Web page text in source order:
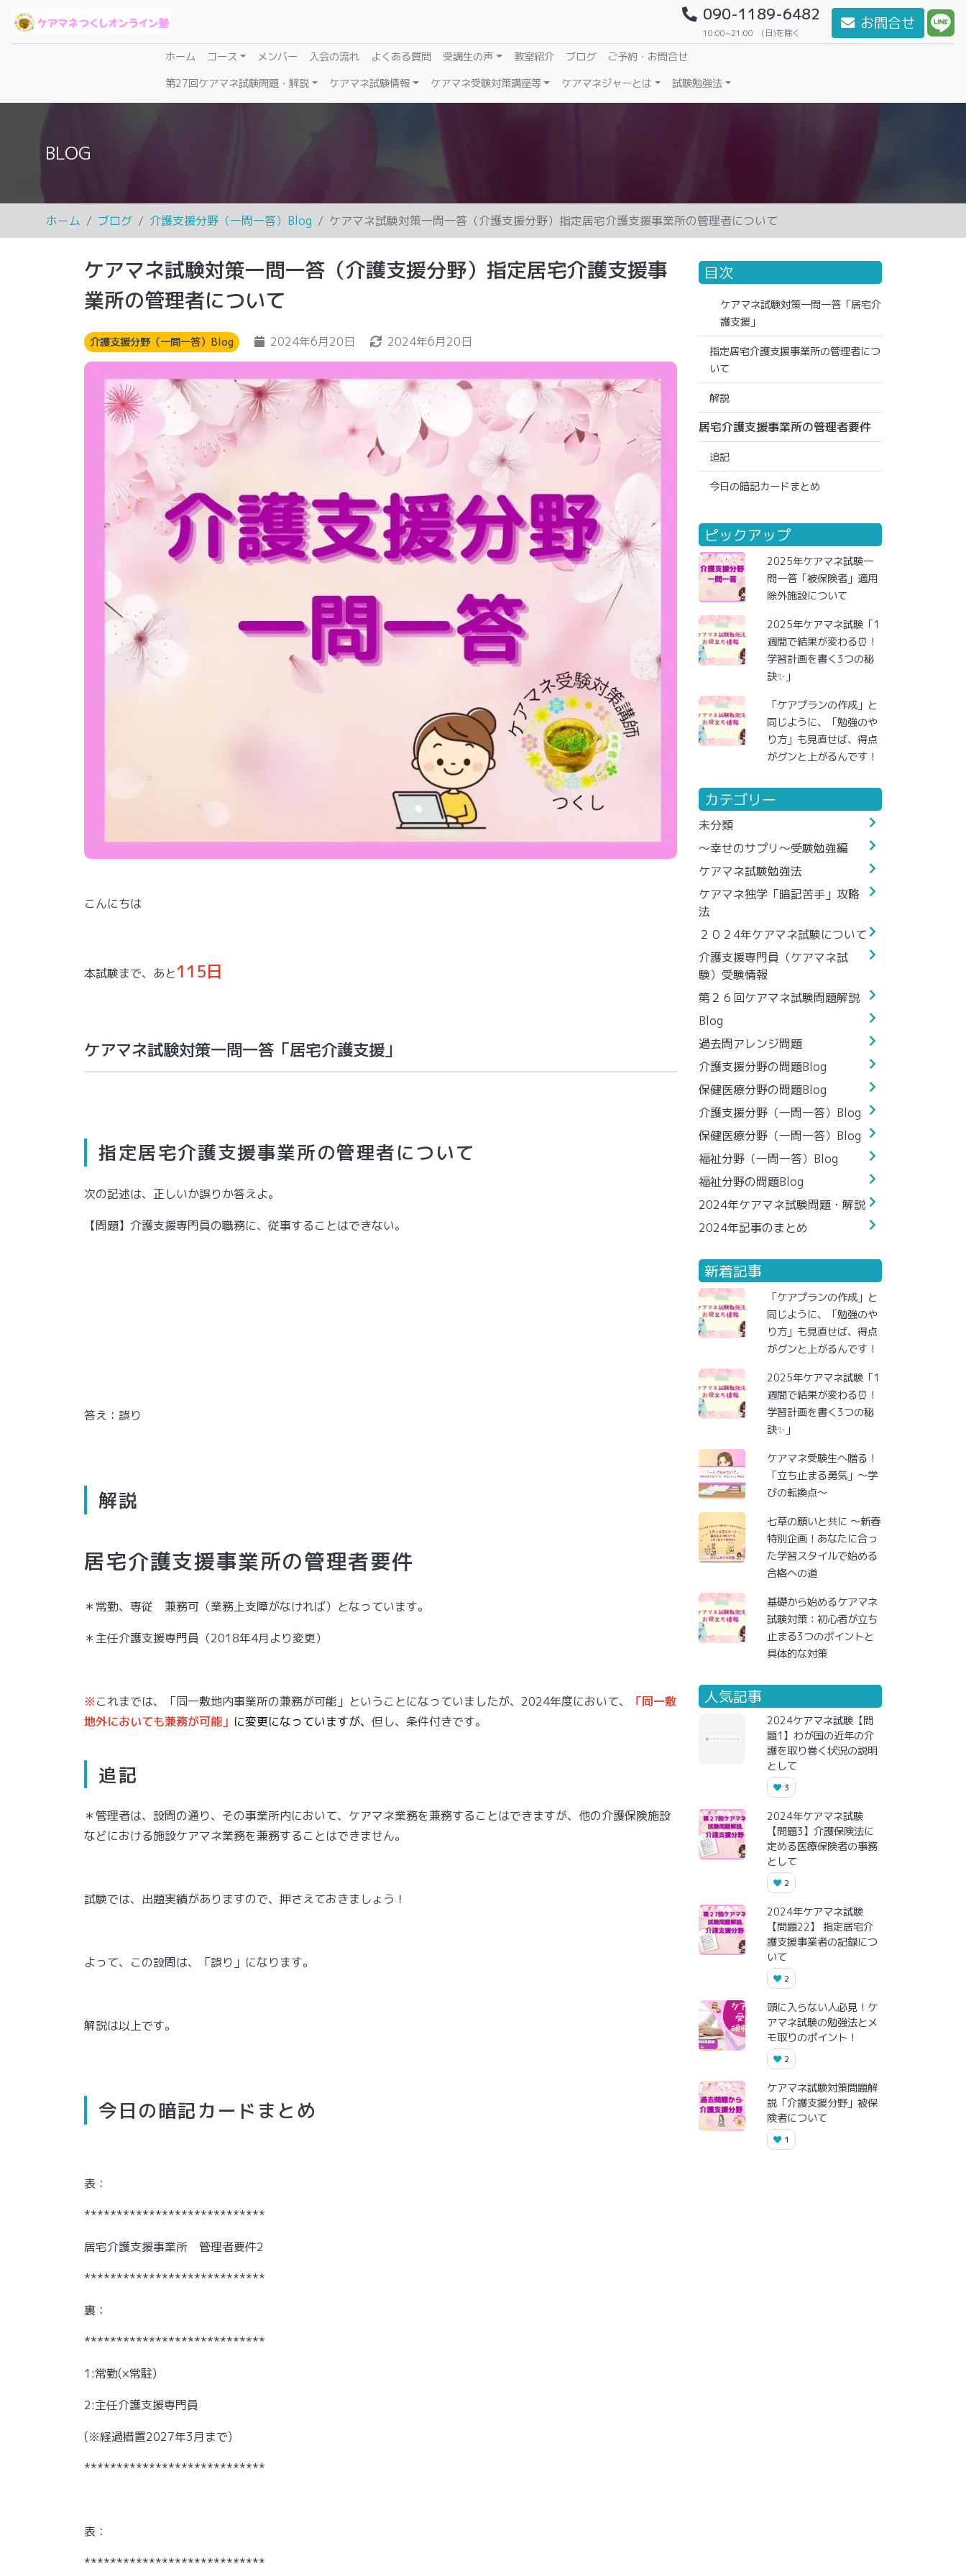
090-1189-6482
10:00~21:00 (日)を除く
お問合せ
ホーム(current)
コース メンバー 入会の流れ よくある質問 受講生の声 教室紹介 ブログ
ご予約・お問合せ
第27回ケアマネ試験問題・解説
ケアマネ試験情報 ケアマネ受験対策講座等 ケアマネジャーとは 試験勉強法
BLOG
ホーム ブログ 介護支援分野（一問一答）Blog ケアマネ試験対策一問一答（介護支援分野）指定居宅介護支援事業所の管理者について
ケアマネ試験対策一問一答（介護支援分野）指定居宅介護支援事
業所の管理者について
介護支援分野（一問一答）Blog 2024年6月20日 2024年6月20日
こんにちは
本試験まで、あと115日
ケアマネ試験対策一問一答「居宅介護支援」
指定居宅介護支援事業所の管理者について
次の記述は、正しいか誤りか答えよ。
【問題】介護支援専門員の職務に、従事することはできない。
答え：誤り
解説
居宅介護支援事業所の管理者要件
＊常勤、専従 兼務可（業務上支障がなければ）となっています。
＊主任介護支援専門員（2018年4月より変更）
※これまでは、「同一敷地内事業所の兼務が可能」ということになっていましたが、2024年度において、
「同一敷
地外においても兼務が可能」 に変更になっていますが、 但し、条件付きです。
追記
＊管理者は、設問の通り、その事業所内において、ケアマネ業務を兼務することはできますが、他の介護保険施設
などにおける施設ケアマネ業務を兼務することはできません。
試験では、出題実績がありますので、押さえておきましょう！
よって、この設問は、「誤り」になります。
解説は以上です。
今日の暗記カードまとめ
表：
****************************
居宅介護支援事業所 管理者要件2
****************************
裏：
****************************
1:常勤(×常駐)
2:主任介護支援専門員
(※経過措置2027年3月まで)
****************************
表：
****************************
目次
ケアマネ試験対策一問一答「居宅介
護支援」
指定居宅介護支援事業所の管理者につ
いて
解説
居宅介護支援事業所の管理者要件
追記
今日の暗記カードまとめ
ピックアップ
2025年ケアマネ試験一
問一答「被保険者」適用
除外施設について
2025年ケアマネ試験「1
週間で結果が変わる⏰！
学習計画を書く3つの秘
訣✨」
「ケアプランの作成」と
同じように、「勉強のや
り方」も見直せば、得点
がグンと上がるんです！
カテゴリー
未分類
～幸せのサプリ～受験勉強編
ケアマネ試験勉強法
ケアマネ独学「暗記苦手」攻略
法
２０２4年ケアマネ試験について
介護支援専門員（ケアマネ試
験）受験情報
第２６回ケアマネ試験問題解説
Blog
過去問アレンジ問題
介護支援分野の問題Blog
保健医療分野の問題Blog
介護支援分野（一問一答）Blog
保健医療分野（一問一答）Blog
福祉分野（一問一答）Blog
福祉分野の問題Blog
2024年ケアマネ試験問題・解説
2024年記事のまとめ
新着記事
「ケアプランの作成」と
同じように、「勉強のや
り方」も見直せば、得点
がグンと上がるんです！
2025年ケアマネ試験「1
週間で結果が変わる⏰！
学習計画を書く3つの秘
訣✨」
ケアマネ受験生へ贈る！
「立ち止まる勇気」～学
びの転換点～
七草の願いと共に ～新春
特別企画！あなたに合っ
た学習スタイルで始める
合格への道
基礎から始めるケアマネ
試験対策：初心者が立ち
止まる3つのポイントと
具体的な対策
人気記事
2024ケアマネ試験【問
題1】わが国の近年の介
護を取り巻く状況の説明
として
3
2024年ケアマネ試験
【問題3】介護保険法に
定める医療保険者の事務
として
2
2024年ケアマネ試験
【問題22】 指定居宅介
護支援事業者の記録につ
いて
2
頭に入らない人必見！ケ
アマネ試験の勉強法とメ
モ取りのポイント！
2
ケアマネ試験対策問題解
説「介護支援分野」被保
険者について
1